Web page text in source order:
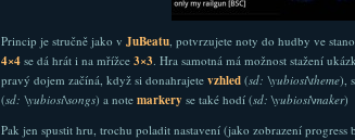
Princip je stručně jako v JuBeatu, potvrzujete noty do hudby ve
4×4se dá hrát i na mřížce 3×3. Hra samotná má možnost stažení
pravý dojem začíná, když si donahrajete vzhled (sd: \yubiosi\theme),
(sd: \yubiosi\songs) a note markery se také hodí (sd: \yubiosi\maker)
Pak jen spustit hru, trochu poladit nastavení (jako zobrazení